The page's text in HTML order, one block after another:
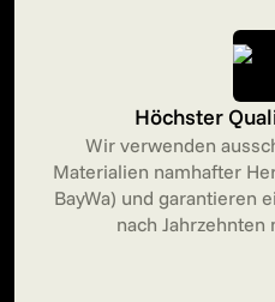
Höchster
Wir verwenden
Materialien namhafter
BayWa) und garantieren
nach Jahrzehnten